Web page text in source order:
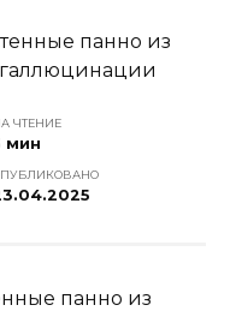
ЧТЕНИЕ
мин
панно из